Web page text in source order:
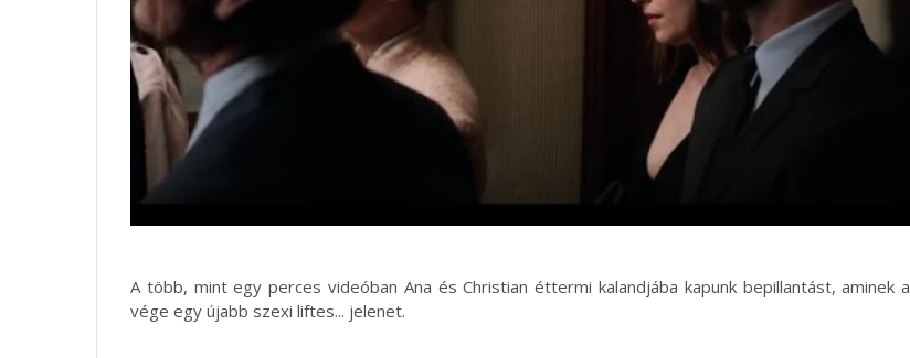
A több, mint egy perces videóban Ana és Christian éttermi kalandjába kapunk bepillantást, aminek a
vége egy újabb szexi liftes... jelenet.